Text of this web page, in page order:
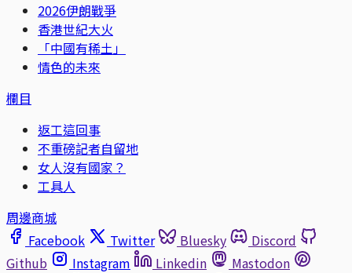
2026伊朗戰爭
香港世紀大火
「中國有稀土」
情色的未來
欄目
返工這回事
不重磅記者自留地
女人沒有國家？
工具人
周邊商城
Facebook
Twitter Bluesky
Discord
Github
Instagram Linkedin
Mastodon